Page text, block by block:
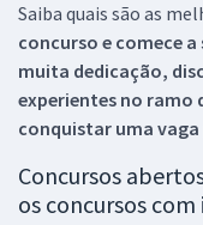
Saiba quais são as
concurso e comece
muita dedicação,
experientes no ramo
conquistar uma vaga
Concursos
os concursos